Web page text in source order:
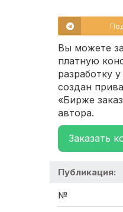
Вы можете
платную
разработку
создан
«Бирже
автора.
Заказать
Публикация:
№